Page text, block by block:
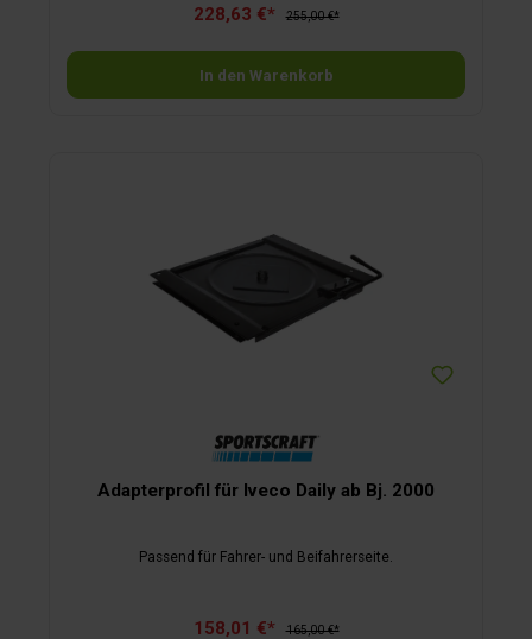
228,63 €* 255,00 €*
In den Warenkorb
Adapterprofil für Iveco Daily ab Bj. 2000
Passend für Fahrer- und Beifahrerseite.
158,01 €* 165,00 €*